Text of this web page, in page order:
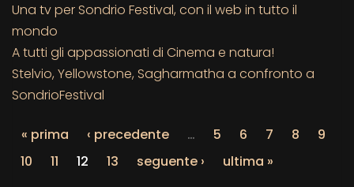
Una tv per Sondrio Festival, con il web in tutto il
mondo
A tutti gli appassionati di Cinema e natura!
Stelvio, Yellowstone, Sagharmatha a confronto a
SondrioFestival
« prima ‹ precedente … 5 6 7 8
9
10
11 12 13 seguente › ultima »